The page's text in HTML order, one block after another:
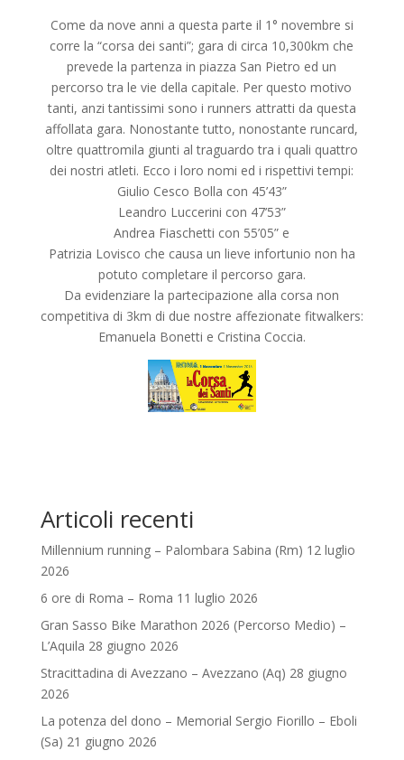
Come da nove anni a questa parte il 1° novembre si
corre la “corsa dei santi”; gara di circa 10,300km che
prevede la partenza in piazza San Pietro ed un
percorso tra le vie della capitale. Per questo motivo
tanti, anzi tantissimi sono i runners attratti da questa
affollata gara. Nonostante tutto, nonostante runcard,
oltre quattromila giunti al traguardo tra i quali quattro
dei nostri atleti. Ecco i loro nomi ed i rispettivi tempi:
Giulio Cesco Bolla con 45’43”
Leandro Luccerini con 47’53”
Andrea Fiaschetti con 55’05” e
Patrizia Lovisco che causa un lieve infortunio non ha
potuto completare il percorso gara.
Da evidenziare la partecipazione alla corsa non
competitiva di 3km di due nostre affezionate fitwalkers:
Emanuela Bonetti e Cristina Coccia.
Articoli recenti
Millennium running – Palombara Sabina (Rm) 12 luglio
2026
6 ore di Roma – Roma 11 luglio 2026
Gran Sasso Bike Marathon 2026 (Percorso Medio) –
L’Aquila 28 giugno 2026
Stracittadina di Avezzano – Avezzano (Aq) 28 giugno
2026
La potenza del dono – Memorial Sergio Fiorillo – Eboli
(Sa) 21 giugno 2026